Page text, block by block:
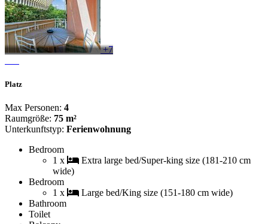
+7
Platz
Max Personen: 4
Raumgröße: 75 m²
Unterkunftstyp: Ferienwohnung
Bedroom
1 x
Extra large bed/Super-king size (181-210 cm
wide)
Bedroom
1 x
Large bed/King size (151-180 cm wide)
Bathroom
Toilet